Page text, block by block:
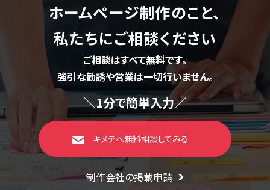
ホームページ制作のこと、
私たちにご相談ください
ご相談はすべて無料です。
強引な勧誘や営業は一切行いません。
＼1分で簡単入力／
キメテへ無料相談してみる
制作会社の掲載申請